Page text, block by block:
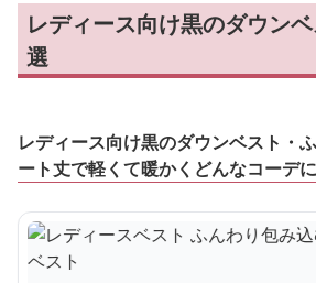
レディース向け黒のダウン
選
レディース向け黒のダウンベスト・
ート丈で軽くて暖かくどんなコーデ